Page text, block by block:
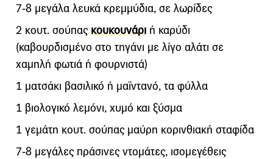
7-8 μεγάλα λευκά κρεμμύδια, σε λωρίδες
2 κουτ. σούπας κουκουνάρι ή καρύδι
(καβουρδισμένο στο τηγάνι με λίγο αλάτι σε
χαμηλή φωτιά ή φουρνιστά)
1 ματσάκι βασιλικό ή μαϊντανό, τα φύλλα
1 βιολογικό λεμόνι, χυμό και ξύσμα
1 γεμάτη κουτ. σούπας μαύρη κορινθιακή σταφίδα
7-8 μεγάλες πράσινες ντομάτες, ισομεγέθεις